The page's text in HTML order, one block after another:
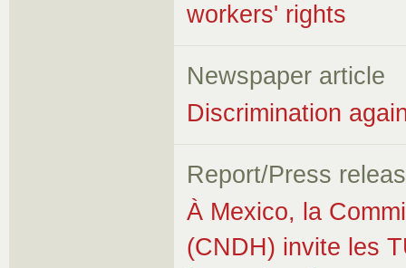
workers' rights
Newspaper article
Discrimination
Report/Press
À Mexico, la
(CNDH) invite les